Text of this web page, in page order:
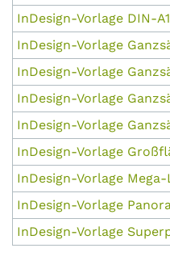
InDesign-Vorlage DIN-
InDesign-Vorlage
InDesign-Vorlage
InDesign-Vorlage
InDesign-Vorlage
InDesign-Vorlage
InDesign-Vorlage
InDesign-Vorlage
InDesign-Vorlage